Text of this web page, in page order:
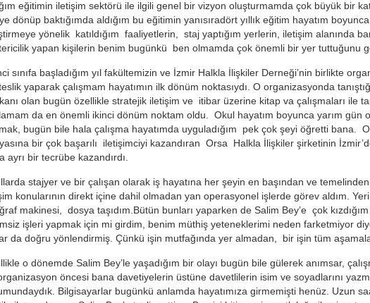
eğitimin iletişim sektörü ile ilgili genel bir vizyon oluşturmamda çok büyük bir
dönüp baktığımda aldığım bu eğitimin yanısıradört yıllık eğitim hayatım
yönelik katıldığım faaliyetlerin, staj yaptığım yerlerin, iletişim alanında
yapan kişilerin benim bugünkü ben olmamda çok önemli bir yer tuttuğunu
sınıfa başladığım yıl fakültemizin ve İzmir Halkla İlişkiler Derneği’nin birlikte
yaparak çalışmam hayatımın ilk dönüm noktasıydı. O organizasyonda
olan bugün özellikle stratejik iletişim ve itibar üzerine kitap va çalışmaları ile
da en önemli ikinci dönüm noktam oldu. Okul hayatım boyunca yarım gün
bugün bile hala çalışma hayatımda uyguladığım pek çok şeyi öğretti bana.
bir çok başarılı iletişimciyi kazandıran Orsa Halkla İlişkiler şirketinin
ayrı bir tecrübe kazandırdı.
stajyer ve bir çalışan olarak iş hayatına her şeyin en başından ve
konularının direkt içine dahil olmadan yan operasyonel işlerde görev aldım.
makinesi, dosya taşıdım.Bütün bunları yaparken de Salim Bey’e çok
işleri yapmak için mi girdim, benim müthiş yeteneklerimi neden farketmiyor
da doğru yönlendirmiş. Çünkü işin mutfağında yer almadan, bir işin tüm
o dönemde Salim Bey’le yaşadığım bir olayı bugün bile gülerek anımsar,
öncesi bana davetiyelerin üstüne davetlilerin isim ve soyadlarını
Bilgisayarlar bugünkü anlamda hayatımıza girmemişti henüz. Uzun